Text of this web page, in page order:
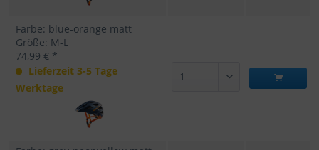
Farbe: blue-orange matt
Größe: M-L
74,99 € *
Lieferzeit 3-5 Tage
Werktage